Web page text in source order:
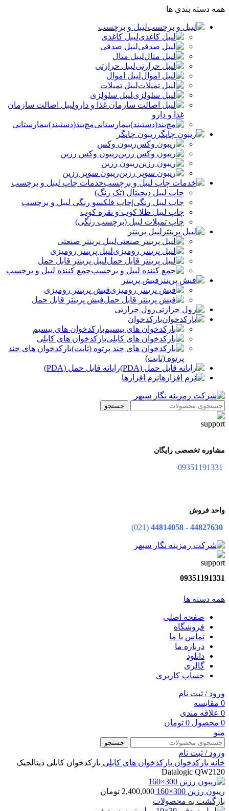
همه دسته بندی ها
لیبل و برچسب
لیبل کاغذی
لیبل صدفی
لیبل متال
لیبل حرارتی
لیبل اموال
لیبل تمپلات
لیبل سلولزی
لیبل اصالت سازمان
غذا و دارو
مچ‌بند(دستبند)بیمارستانی
ریبون چاپگر
ریبون وکس
ریبون وکس رزین
ریبون رزین
ریبون سوپر رزین
خدمات چاپ لیبل و برچسب
چاپ لیبل دیجیتال (تک رنگ)
چاپ لیبل رنگی|چاپ فلکسو رنگی لیبل و برچسب
چاپ لیبل طلا کوب و نقره‌ کوب
چاپ تمپلات لیبل (برچسب رنگی)
لیبل پرینتر
لیبل پرینتر صنعتی
لیبل پرینتر رومیزی
لیبل پرینتر قابل حمل
جمع کننده لیبل و برچسب
فیش پرینتر
فیش پرینتر رومیزی
فیش پرینتر قابل حمل
رول حرارتی
بارکدخوان
بارکدخوان های بیسیم
بارکدخوان های کابلی
بارکدخوان های چند
پرتوه (ثابت)
رایانه قابل حمل (PDA)
نرم افزارها
جستجو
مشاوره تخصصی رایگان
واحد فروش
44827630
-
44814058
(021)
09351191331
همه دسته ها
صفحه اصلی
فروشگاه
تماس با ما
درباره ما
دانلود
گالری
حساب کاربری
ورود / ثبت نام
0 مقایسه
0 علاقه مندی
0 محصول 0 تومان
منو
جستجو
ورود / ثبت نام
خانه بارکدخوان بارکدخوان های کابلی بارکدخوان کابلی دیتالجیک
Datalogic QW2120
ریبون رزین 300×160 2,400,000 تومان
بازگشت به محصولات